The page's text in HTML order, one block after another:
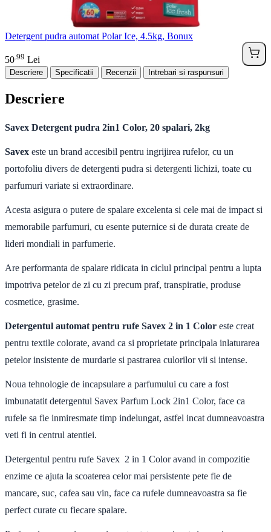
Detergent pudra automat Polar Ice, 4.5kg, Bonux
50 99 Lei
Descriere Specificatii Recenzii Intrebari si raspunsuri
Descriere
Savex Detergent pudra 2in1 Color, 20 spalari, 2kg
Savex este un brand accesibil pentru ingrijirea rufelor, cu un
portofoliu divers de detergenti pudra si detergenti lichizi, toate cu
parfumuri variate si extraordinare.
Acesta asigura o putere de spalare excelenta si cele mai de impact si
memorabile parfumuri, cu esente puternice si de durata create de
lideri mondiali in parfumerie.
Are performanta de spalare ridicata in ciclul principal pentru a lupta
impotriva petelor de zi cu zi precum praf, transpiratie, produse
cosmetice, grasime.
Detergentul automat pentru rufe Savex 2 in 1 Color este creat
pentru textile colorate, avand ca si proprietate principala inlaturarea
petelor insistente de murdarie si pastrarea culorilor vii si intense.
Noua tehnologie de incapsulare a parfumului cu care a fost
imbunatatit detergentul Savex Parfum Lock 2in1 Color, face ca
rufele sa fie inmiresmate timp indelungat, astfel incat dumneavoastra
veti fi in centrul atentiei.
Detergentul pentru rufe Savex 2 in 1 Color avand in compozitie
enzime ce ajuta la scoaterea celor mai persistente pete fie de
mancare, suc, cafea sau vin, face ca rufele dumneavoastra sa fie
perfect curate cu fiecare spalare.